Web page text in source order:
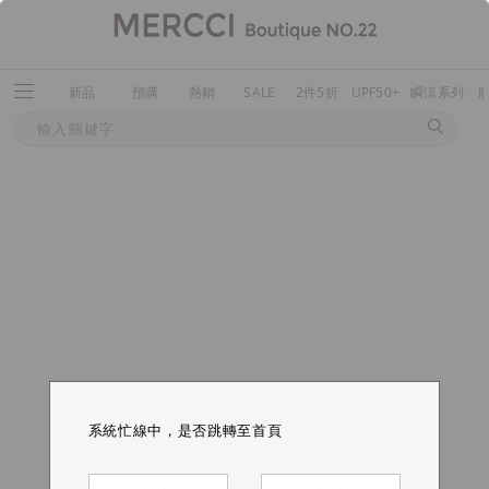
新品 預購 熱銷 SALE 2件5折 UPF50+ 瞬涼系列
系統忙線中，是否跳轉至首頁
系統忙線中，是否跳轉至首頁
系統忙線中，是否跳轉至首頁
系統忙線中，是否跳轉至首頁
系統忙線中，是否跳轉至首頁